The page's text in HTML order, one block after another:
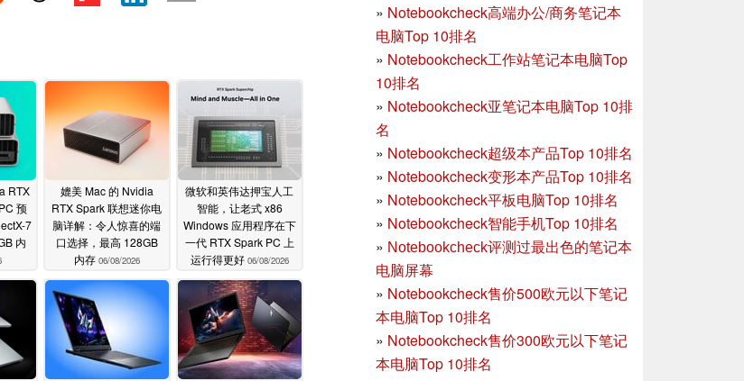
» Notebookcheck高端办公/商务笔记本
电脑Top 10排名
» Notebookcheck工作站笔记本电脑Top
10排名
» Notebookcheck亚笔记本电脑Top 10排
名
» Notebookcheck超级本产品Top 10排名
» Notebookcheck变形本产品Top 10排名
» Notebookcheck平板电脑Top 10排名
» Notebookcheck智能手机Top 10排名
» Notebookcheck评测过最出色的笔记本
电脑屏幕
» Notebookcheck售价500欧元以下笔记
本电脑Top 10排名
» Notebookcheck售价300欧元以下笔记
本电脑Top 10排名
RTX
预
7
内
媲美 Mac 的 Nvidia
RTX Spark 联想迷你电
脑详解：令人惊喜的端
口选择，最高 128GB
内存 06/08/2026
微软和英伟达押宝人工
智能，让老式 x86
Windows 应用程序在下
一代 RTX Spark PC 上
运行得更好 06/08/2026